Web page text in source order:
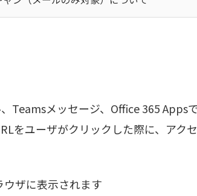
Teamsメッセージ、Office 365 Apps
をユーザがクリックした際に、アク
ザに表示されます